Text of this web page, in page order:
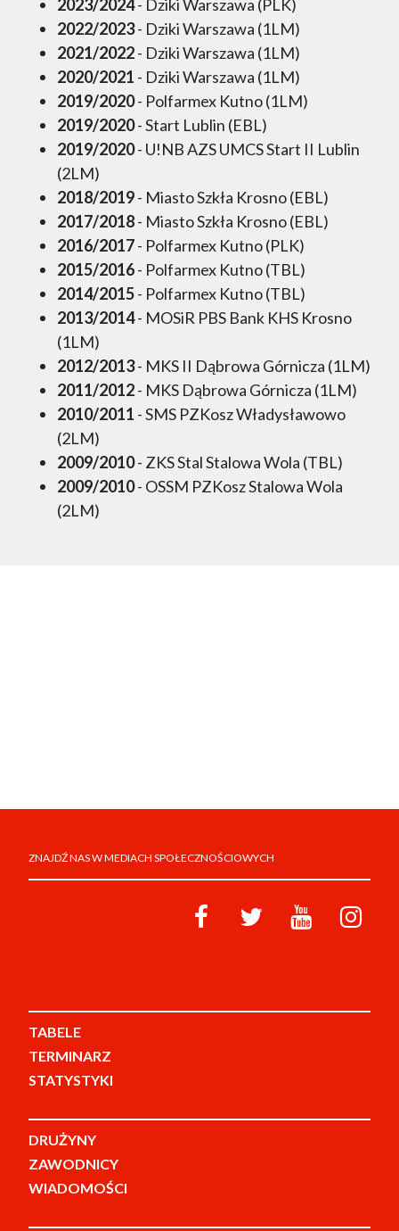
2023/2024- Dziki Warszawa (PLK)
2022/2023- Dziki Warszawa (1LM)
2021/2022- Dziki Warszawa (1LM)
2020/2021 - Dziki Warszawa (1LM)
2019/2020- Polfarmex Kutno (1LM)
2019/2020- Start Lublin (EBL)
2019/2020- U!NB AZS UMCS Start II Lublin
(2LM)
2018/2019- Miasto Szkła Krosno (EBL)
2017/2018- Miasto Szkła Krosno (EBL)
2016/2017- Polfarmex Kutno (PLK)
2015/2016- Polfarmex Kutno (TBL)
2014/2015- Polfarmex Kutno (TBL)
2013/2014- MOSiR PBS Bank KHS Krosno
(1LM)
2012/2013- MKS II Dąbrowa Górnicza (1LM)
2011/2012- MKS Dąbrowa Górnicza (1LM)
2010/2011 - SMS PZKosz Władysławowo
(2LM)
2009/2010- ZKS Stal Stalowa Wola (TBL)
2009/2010- OSSM PZKosz Stalowa Wola
(2LM)
ZNAJDŹ NAS W MEDIACH SPOŁECZNOŚCIOWYCH
TABELE
TERMINARZ
STATYSTYKI
DRUŻYNY
ZAWODNICY
WIADOMOŚCI